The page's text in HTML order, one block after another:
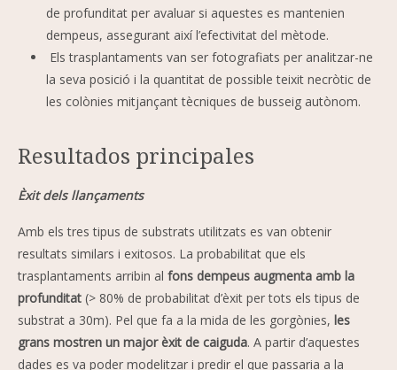
de profunditat per avaluar si aquestes es mantenien
dempeus, assegurant així l’efectivitat del mètode.
Els trasplantaments van ser fotografiats per analitzar-ne
la seva posició i la quantitat de possible teixit necròtic de
les colònies mitjançant tècniques de busseig autònom.
Resultados principales
Èxit dels llançaments
Amb els tres tipus de substrats utilitzats es van obtenir
resultats similars i exitosos. La probabilitat que els
trasplantaments arribin al fons dempeus augmenta amb la
profunditat (> 80% de probabilitat d’èxit per tots els tipus de
substrat a 30m). Pel que fa a la mida de les gorgònies, les
grans mostren un major èxit de caiguda. A partir d’aquestes
dades es va poder modelitzar i predir el que passaria a la